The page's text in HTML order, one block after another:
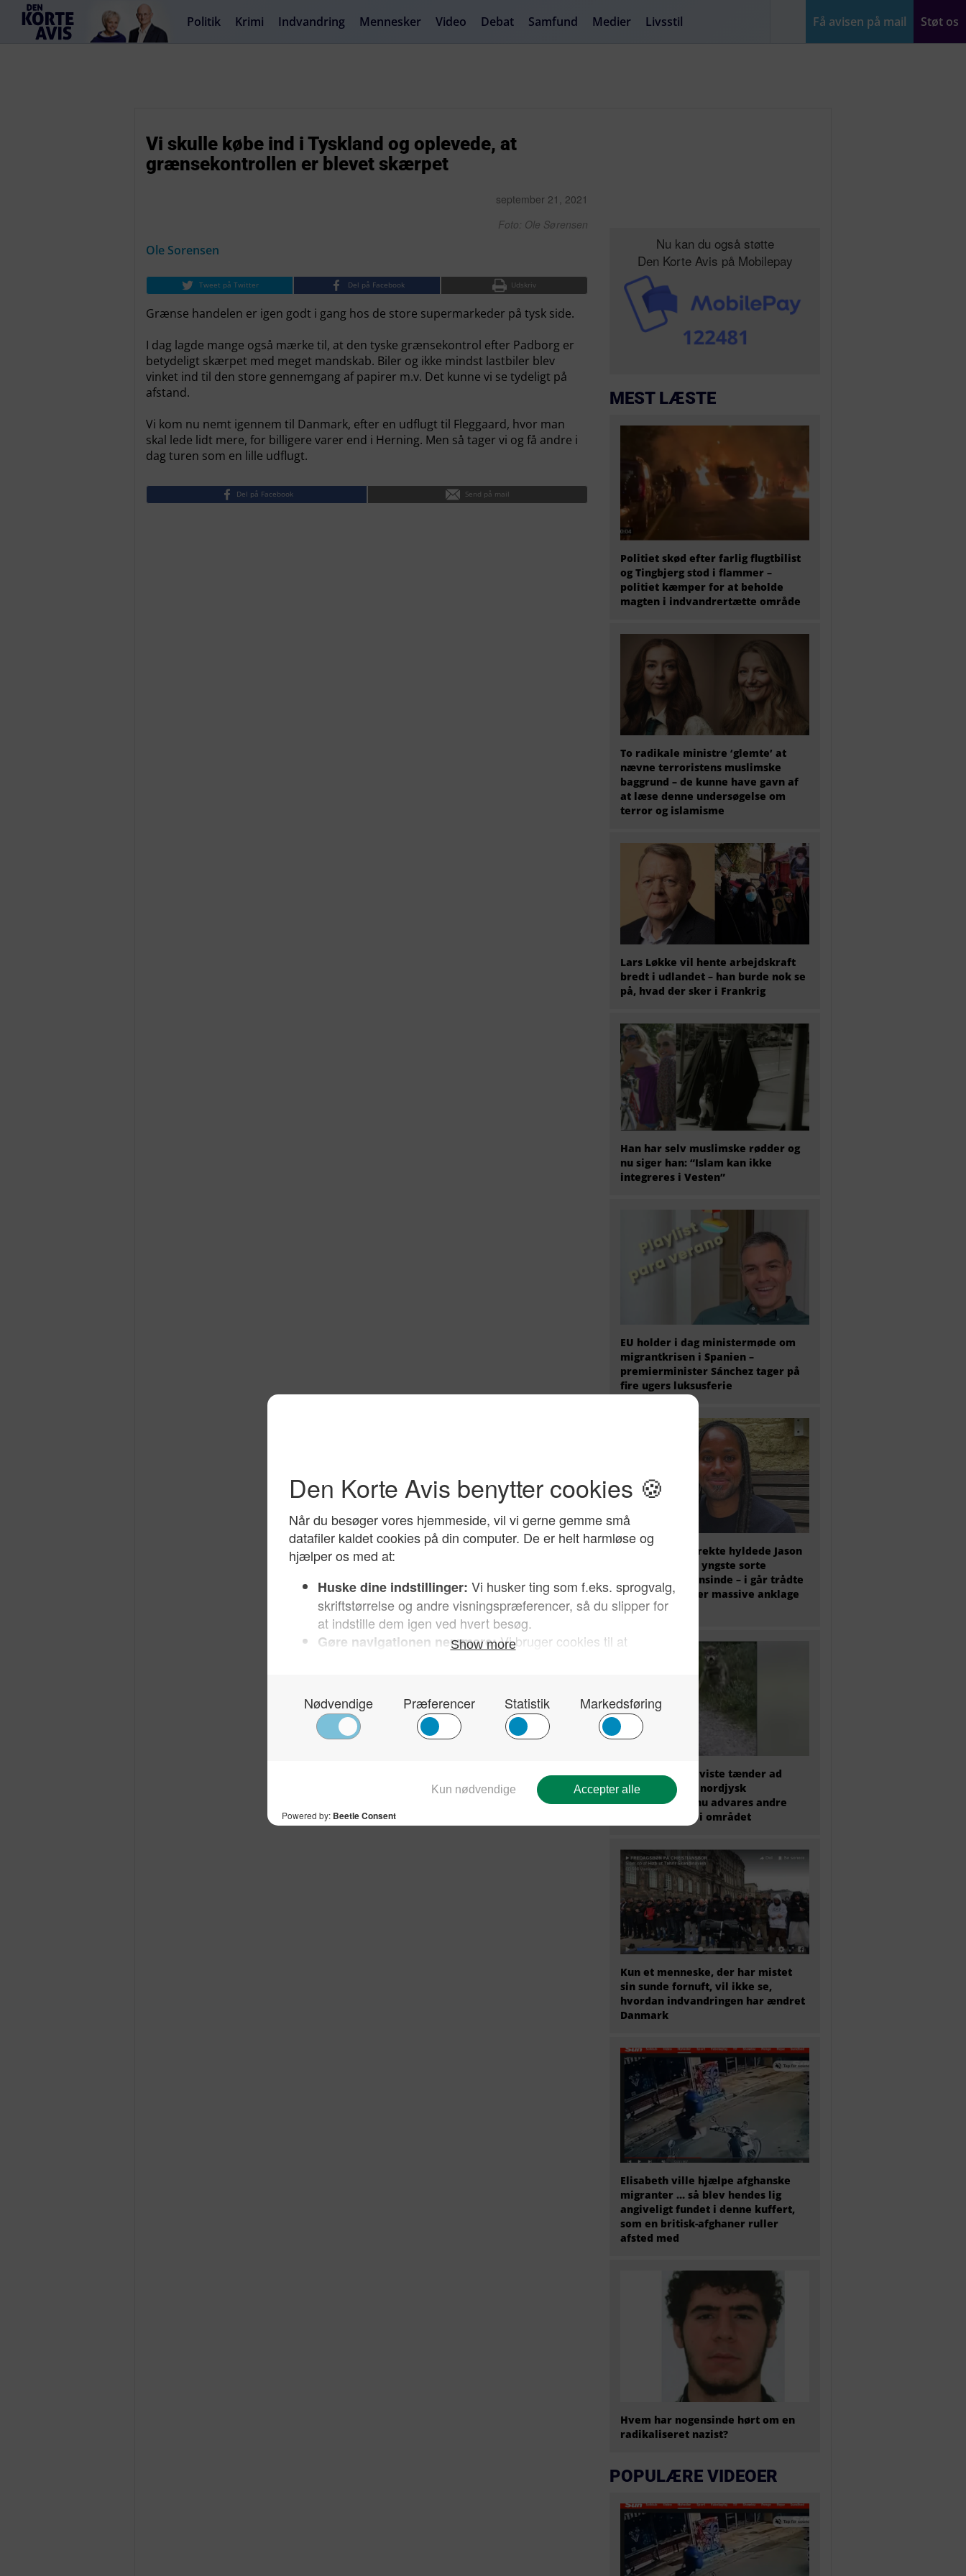
Få avisen på mail Støt os
Politik Krimi Indvandring Mennesker Video Debat Samfund Medier Livsstil
Vi skulle købe ind i Tyskland og oplevede, at
grænsekontrollen er blevet skærpet
september 21, 2021
Foto: Ole Sørensen
Ole Sorensen
Tweet på Twitter Del på Facebook Udskriv
Grænse handelen er igen godt i gang hos de store supermarkeder på tysk side.
I dag lagde mange også mærke til, at den tyske grænsekontrol efter Padborg er
betydeligt skærpet med meget mandskab. Biler og ikke mindst lastbiler blev
vinket ind til den store gennemgang af papirer m.v. Det kunne vi se tydeligt på
afstand.
Vi kom nu nemt igennem til Danmark, efter en udflugt til Fleggaard, hvor man
skal lede lidt mere, for billigere varer end i Herning. Men så tager vi og få andre i
dag turen som en lille udflugt.
Del på Facebook Send på mail
Nu kan du også støtte
Den Korte Avis på Mobilepay
MEST LÆSTE
Politiet skød efter farlig flugtbilist
og Tingbjerg stod i flammer –
politiet kæmper for at beholde
magten i indvandrertætte område
To radikale ministre ‘glemte’ at
nævne terroristens muslimske
baggrund – de kunne have gavn af
at læse denne undersøgelse om
terror og islamisme
Lars Løkke vil hente arbejdskraft
bredt i udlandet – han burde nok se
på, hvad der sker i Frankrig
Han har selv muslimske rødder og
nu siger han: “Islam kan ikke
integreres i Vesten”
EU holder i dag ministermøde om
migrantkrisen i Spanien –
premierminister Sánchez tager på
fire ugers luksusferie
De politisk korrekte hyldede Jason
Arday som den yngste sorte
professor nogensinde – i går trådte
han tilbage efter massive anklage
for snyd
Ulv med hvalp viste tænder ad
motionsløber i nordjysk
klitplantage – nu advares andre
mod at færdes i området
Kun et menneske, der har mistet
sin sunde fornuft, vil ikke se,
hvordan indvandringen har ændret
Danmark
Elisabeth ville hjælpe afghanske
migranter … så blev hendes lig
angiveligt fundet i denne kuffert,
som en britisk-afghaner ruller
afsted med
Hvem har nogensinde hørt om en
radikaliseret nazist?
POPULÆRE VIDEOER